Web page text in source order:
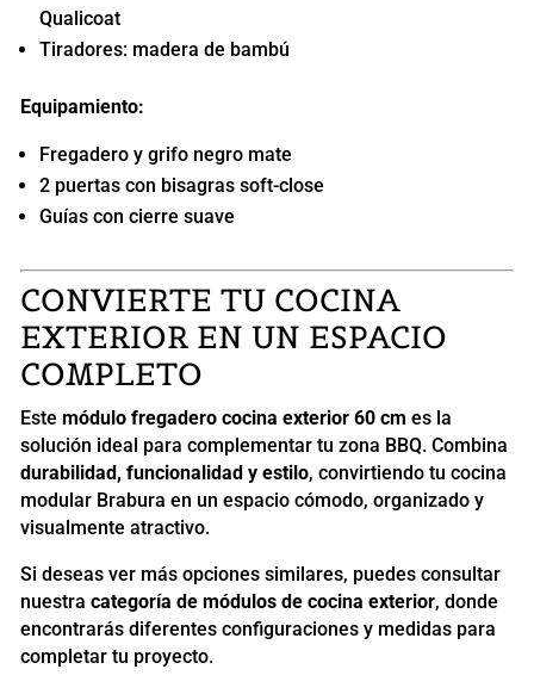
Qualicoat
Tiradores: madera de bambú
Equipamiento:
Fregadero y grifo negro mate
2 puertas con bisagras soft-close
Guías con cierre suave
CONVIERTE TU COCINA
EXTERIOR EN UN ESPACIO
COMPLETO
Este módulo fregadero cocina exterior 60 cm es la
solución ideal para complementar tu zona BBQ. Combina
durabilidad, funcionalidad y estilo, convirtiendo tu cocina
modular Brabura en un espacio cómodo, organizado y
visualmente atractivo.
Si deseas ver más opciones similares, puedes consultar
nuestra categoría de módulos de cocina exterior, donde
encontrarás diferentes configuraciones y medidas para
completar tu proyecto.